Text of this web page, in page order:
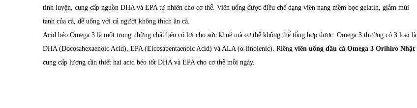
tinh luyện, cung cấp nguồn DHA và EPA tự nhiên cho cơ thể. Viên uống được điều chế dạng viên nang mềm bọc gelatin, giảm mùi
tanh của cá, dễ uống với cả người không thích ăn cá.
Acid béo Omega 3 là một trong những chất béo có lợi cho sức khoẻ mà cơ thể không thể tổng hợp được. Omega 3 thường có 3 loại là
DHA (Docosahexaenoic Acid), EPA (Eicosapentaenoic Acid) và ALA (α-linolenic). Riêng viên uống dầu cá Omega 3 Orihiro Nhật
cung cấp lượng cần thiết hai acid béo tốt DHA và EPA cho cơ thể mỗi ngày.